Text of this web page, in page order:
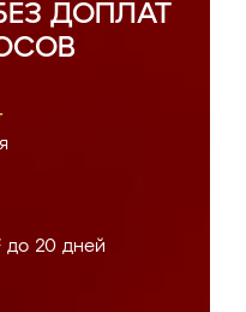
ДОПЛАТ
до 20 дней